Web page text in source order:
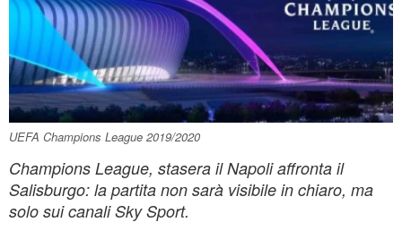
UEFA Champions League 2019/2020
Champions League, stasera il Napoli affronta il
Salisburgo: la partita non sarà visibile in chiaro, ma
solo sui canali Sky Sport.